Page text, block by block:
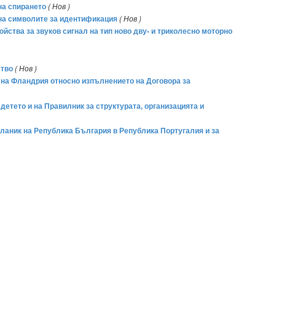
спирането( Нов )
символите за идентификация( Нов )
за звуков сигнал на тип ново дву- и триколесно моторно
( Нов )
Фландрия относно изпълнението на Договора за
и на Правилник за структурата, организацията и
на Република България в Република Португалия и за